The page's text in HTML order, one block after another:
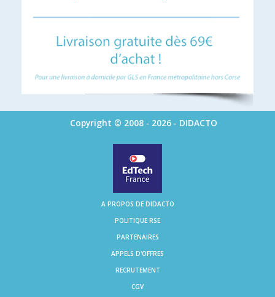
Copyright © 2008 - 2026 - DIDACTO
A PROPOS DE DIDACTO
POLITIQUE RSE
PARTENAIRES
APPELS D'OFFRES
RECRUTEMENT
CGV